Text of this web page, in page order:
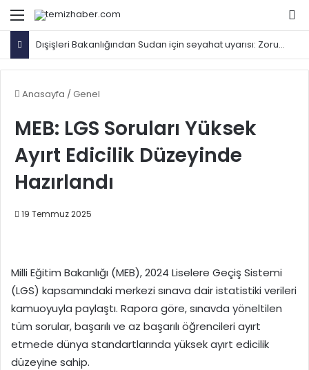
Menü
Dışişleri Bakanlığından Sudan için seyahat uyarısı: Zorunlu değilse gitmeyin
Anasayfa /Genel
MEB: LGS Soruları Yüksek
Ayırt Edicilik Düzeyinde
Hazırlandı
19 Temmuz 2025
Milli Eğitim Bakanlığı (MEB), 2024 Liselere Geçiş Sistemi
(LGS) kapsamındaki merkezi sınava dair istatistiki verileri
kamuoyuyla paylaştı. Rapora göre, sınavda yöneltilen
tüm sorular, başarılı ve az başarılı öğrencileri ayırt
etmede dünya standartlarında yüksek ayırt edicilik
düzeyine sahip.